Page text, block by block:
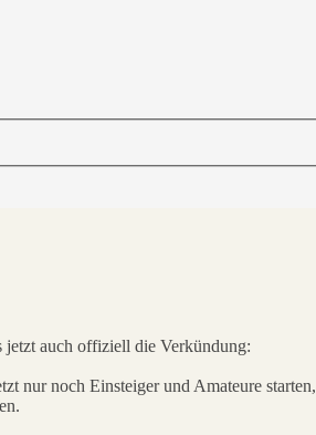
jetzt auch offiziell die Verkündung:
nur noch Einsteiger und Amateure starten,